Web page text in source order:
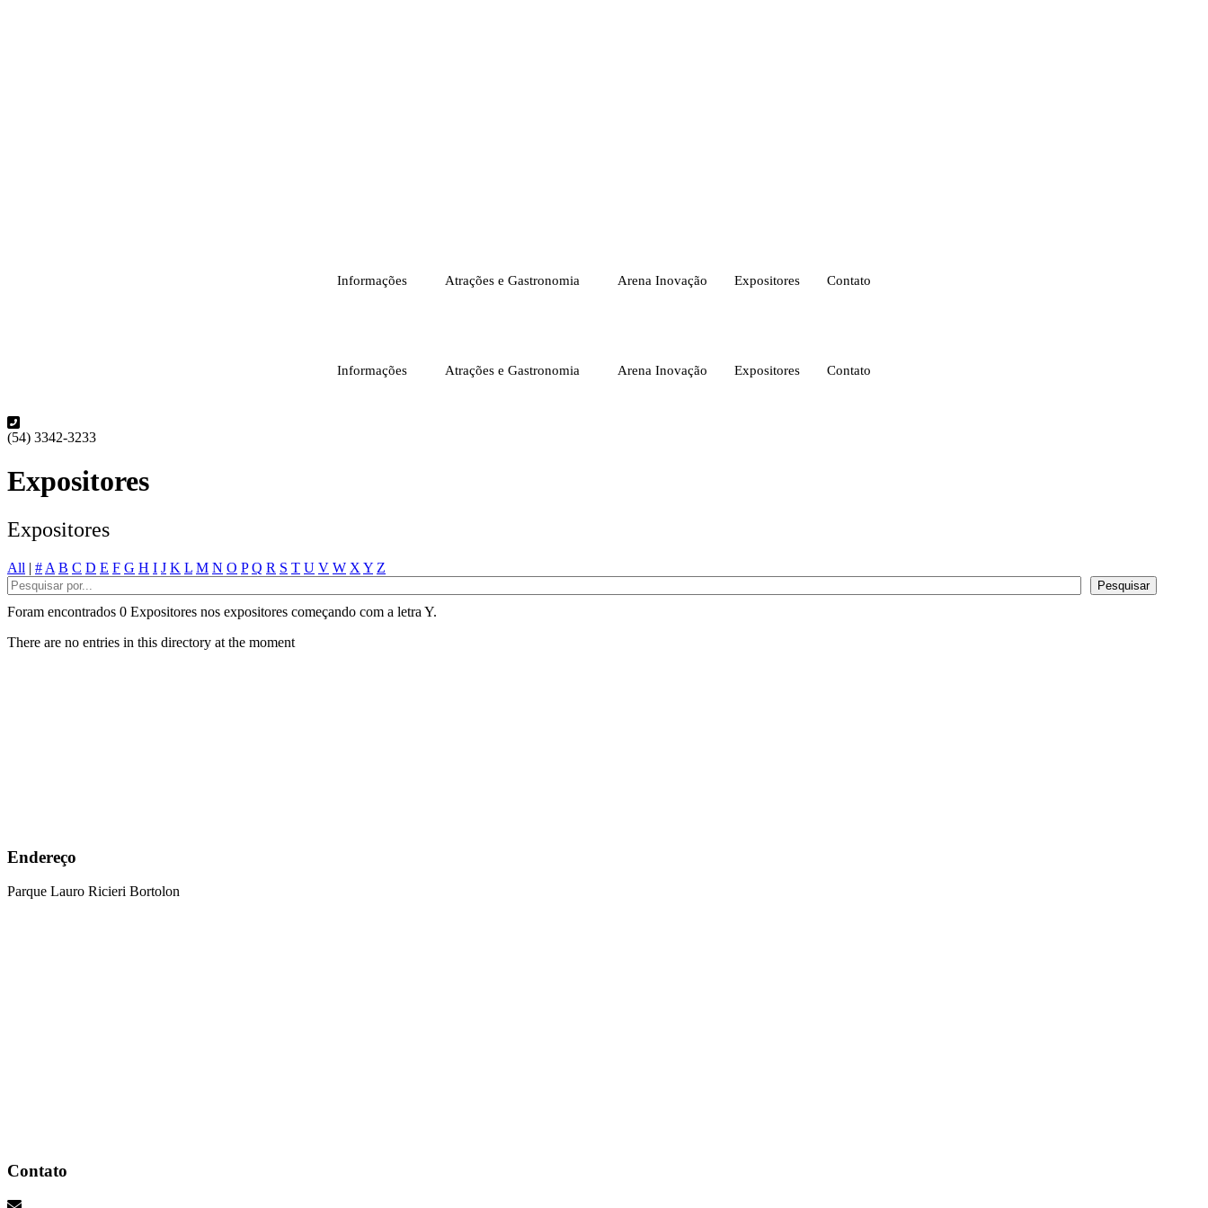
Informações Atrações e Gastronomia Arena Inovação Expositores Contato
Informações Atrações e Gastronomia Arena Inovação Expositores Contato
(54) 3342-3233
Expositores
Expositores
All | # A B C D E F G H I J K L M N O P Q R S T U V W X Y Z
Foram encontrados 0 Expositores nos expositores começando com a letra Y.
There are no entries in this directory at the moment
Endereço
Parque Lauro Ricieri Bortolon
Contato